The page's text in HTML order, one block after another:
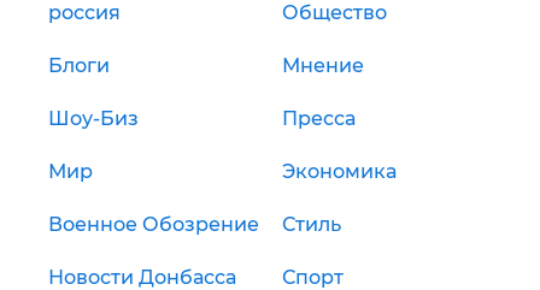
россия Общество
Блоги Мнение
Шоу-Биз Пресса
Мир Экономика
Военное Обозрение Стиль
Новости Донбасса Спорт